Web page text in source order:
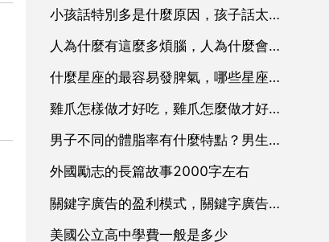
小孩話特別多是什麼原因，孩子話太多怎麼辦
人為什麼有這麼多煩腦，人為什麼會有煩腦
什麼星座的最容易發脾氣，哪些星座脾氣最大
雞爪怎樣做才好吃，雞爪怎麼做才好吃呢？
男子不同的體脂率有什麼特點？男生體脂率多少最好看
外國勵志的長篇故事2000字左右
關鍵字廣告的盈利模式，關鍵字廣告廣告
美國公立高中學費一般是多少